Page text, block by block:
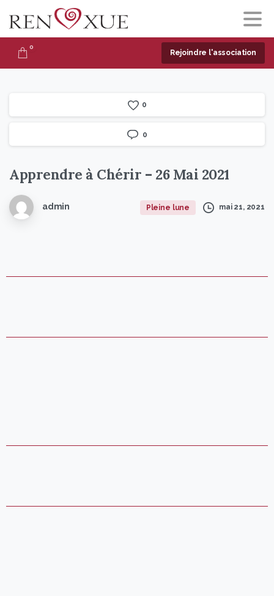
0
Rejoindre l'association
0
0
Apprendre à Chérir – 26 Mai 2021
admin Pleine lune mai 21, 2021